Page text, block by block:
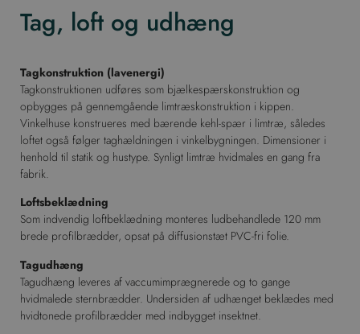
Tag, loft og udhæng
Tagkonstruktion (lavenergi)
Tagkonstruktionen udføres som bjælkespærskonstruktion og
opbygges på gennemgående limtræskonstruktion i kippen.
Vinkelhuse konstrueres med bærende kehl-spær i limtræ, således
loftet også følger taghældningen i vinkelbygningen. Dimensioner i
henhold til statik og hustype. Synligt limtræ hvidmales en gang fra
fabrik.
Loftsbeklædning
Som indvendig loftbeklædning monteres ludbehandlede 120 mm
brede profilbrædder, opsat på diffusionstæt PVC-fri folie.
Tagudhæng
Tagudhæng leveres af vaccumimprægnerede og to gange
hvidmalede sternbrædder. Undersiden af udhænget beklædes med
hvidtonede profilbrædder med indbygget insektnet.